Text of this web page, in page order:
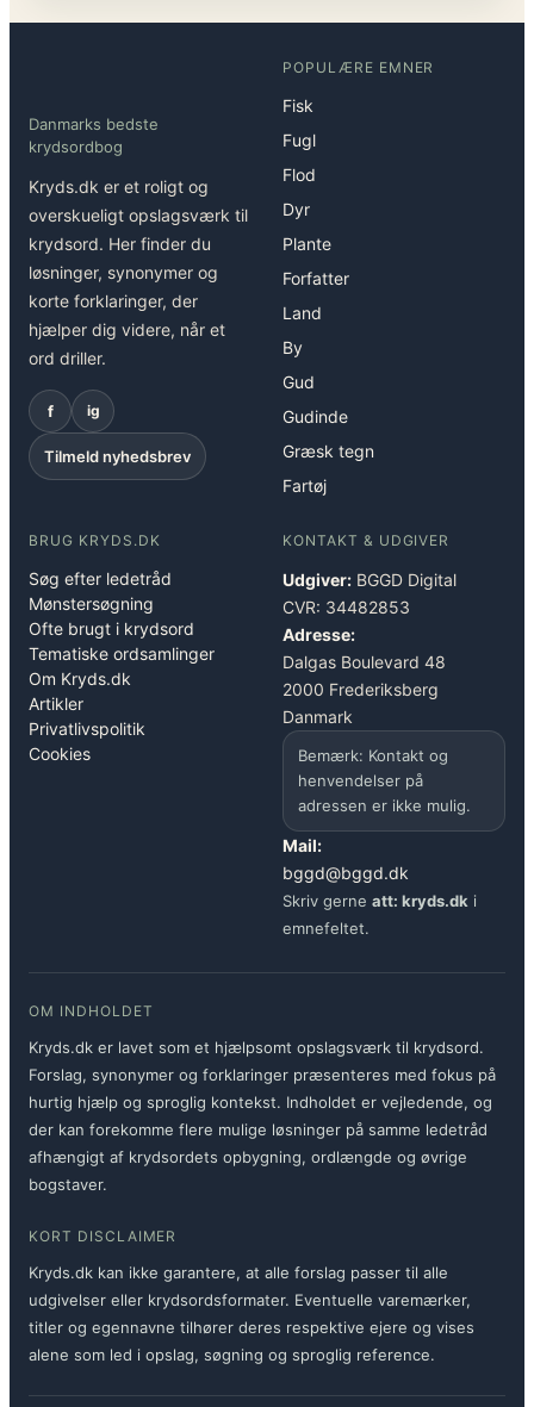
Danmarks bedste
krydsordbog
Kryds.dk er et roligt og
overskueligt opslagsværk til
krydsord. Her finder du
løsninger, synonymer og
korte forklaringer, der
hjælper dig videre, når et
ord driller.
f ig
Tilmeld nyhedsbrev
POPULÆRE EMNER
Fisk
Fugl
Flod
Dyr
Plante
Forfatter
Land
By
Gud
Gudinde
Græsk tegn
Fartøj
BRUG KRYDS.DK
Søg efter ledetråd
Mønstersøgning
Ofte brugt i krydsord
Tematiske ordsamlinger
Om Kryds.dk
Artikler
Privatlivspolitik
Cookies
KONTAKT & UDGIVER
Udgiver: BGGD Digital
CVR: 34482853
Adresse:
Dalgas Boulevard 48
2000 Frederiksberg
Danmark
Bemærk: Kontakt og
henvendelser på
adressen er ikke mulig.
Mail:
bggd@bggd.dk
Skriv gerne att: kryds.dk i
emnefeltet.
OM INDHOLDET
Kryds.dk er lavet som et hjælpsomt opslagsværk til krydsord.
Forslag, synonymer og forklaringer præsenteres med fokus på
hurtig hjælp og sproglig kontekst. Indholdet er vejledende, og
der kan forekomme flere mulige løsninger på samme ledetråd
afhængigt af krydsordets opbygning, ordlængde og øvrige
bogstaver.
KORT DISCLAIMER
Kryds.dk kan ikke garantere, at alle forslag passer til alle
udgivelser eller krydsordsformater. Eventuelle varemærker,
titler og egennavne tilhører deres respektive ejere og vises
alene som led i opslag, søgning og sproglig reference.